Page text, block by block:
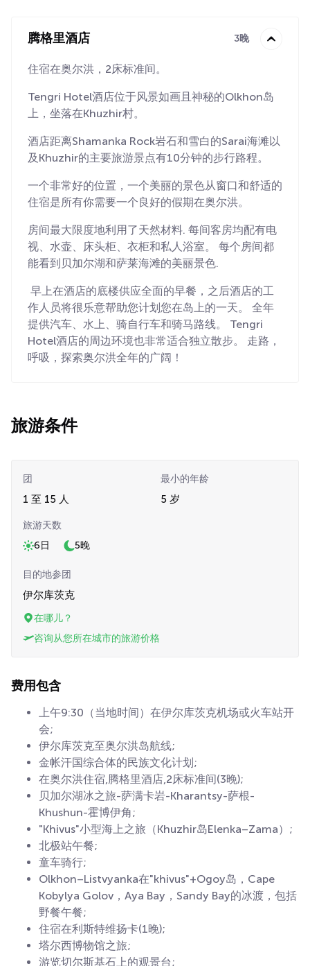
腾格里酒店 3晚
住宿在奥尔洪，2床标准间。
Tengri Hotel酒店位于风景如画且神秘的Olkhon岛
上，坐落在Khuzhir村。
酒店距离Shamanka Rock岩石和雪白的Sarai海滩以
及Khuzhir的主要旅游景点有10分钟的步行路程。
一个非常好的位置，一个美丽的景色从窗口和舒适的
住宿是所有你需要一个良好的假期在奥尔洪。
房间最大限度地利用了天然材料. 每间客房均配有电
视、水壶、床头柜、衣柜和私人浴室。 每个房间都
能看到贝加尔湖和萨莱海滩的美丽景色.
早上在酒店的底楼供应全面的早餐，之后酒店的工
作人员将很乐意帮助您计划您在岛上的一天。 全年
提供汽车、水上、骑自行车和骑马路线。 Tengri
Hotel酒店的周边环境也非常适合独立散步。 走路，
呼吸，探索奥尔洪全年的广阔！
旅游条件
团
1 至 15 人
最小的年龄
5 岁
旅游天数
6日
5晚
目的地参团
伊尔库茨克
在哪儿？
咨询从您所在城市的旅游价格
费用包含
上午9:30（当地时间）在伊尔库茨克机场或火车站开
会;
伊尔库茨克至奥尔洪岛航线;
金帐汗国综合体的民族文化计划;
在奥尔洪住宿,腾格里酒店,2床标准间(3晚);
贝加尔湖冰之旅-萨满卡岩-Kharantsy-萨根-
Khushun-霍博伊角;
"Khivus"小型海上之旅（Khuzhir岛Elenka–Zama）;
北极站午餐;
童车骑行;
Olkhon–Listvyanka在"khivus"+Ogoy岛，Cape
Kobylya Golov，Aya Bay，Sandy Bay的冰渡，包括
野餐午餐;
住宿在利斯特维扬卡(1晚);
塔尔西博物馆之旅;
游览切尔斯基石上的观景台;